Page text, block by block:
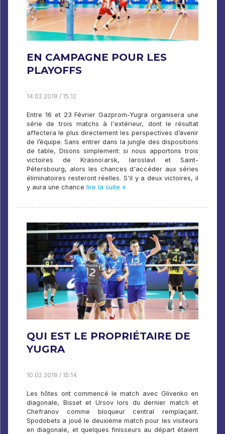
EN CAMPAGNE POUR LES
PLAYOFFS
14.02.2019 / 15:12
Entre 16 et 23 Février Gazprom-Yugra organisera une
série de trois matchs à l'extérieur, dont le résultat
affectera le plus directement les perspectives d’avenir
de l’équipe. Sans entrer dans la jungle des dispositions
de table, Disons simplement: si nous apportons trois
victoires de Krasnoïarsk, Iaroslavl et Saint-
Pétersbourg, alors les chances d'accéder aux séries
éliminatoires resteront réelles. S'il y a deux victoires, il
y aura une chance lire la suite »
QUI EST LE PROPRIÉTAIRE DE
YUGRA
10.02.2019 / 15:14
Les hôtes ont commencé le match avec Glivenko en
diagonale, Bisset et Ursov lors du dernier match et
Chefranov comme bloqueur central remplaçant.
Spodobets a joué le deuxième match pour les visiteurs
en diagonale, et quelques finisseurs au départ étaient